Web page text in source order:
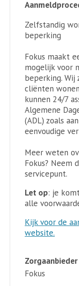
Zelfstandig
beperking
Fokus maakt
mogelijk voor
beperking. Wij
cliënten
kunnen 24/7
Algemene
(ADL) zoals
eenvoudige
Meer weten
Fokus? Neem
servicepunt.
Let op: je
alle
Kijk voor de
website.
Zorgaanbieder
Fokus